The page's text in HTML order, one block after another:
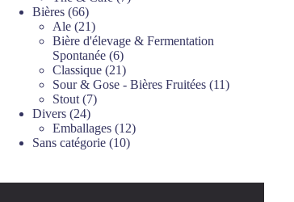
Bières 6666
produits
Ale 2121
produits
Bière d'élevage & Fermentation
Spontanée 66
produits
Classique 2121
produits
Sour & Gose - Bières Fruitées 1111
Stout 77
Divers 2424
produits
Emballages 1212
Sans catégorie 1010